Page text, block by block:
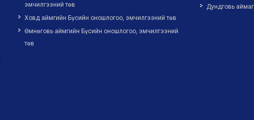
эмчилгээний төв
Ховд аймгийн Бүсийн оношлогоо, эмчилгээний төв
Өмнөговь аймгийн Бүсийн оношлогоо, эмчилгээний
төв
Дундговь аймаг